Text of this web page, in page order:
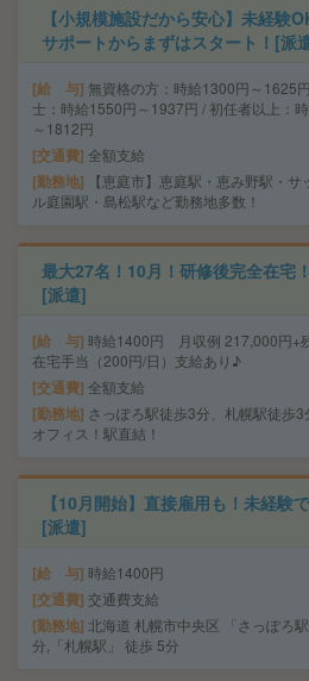
【小規模施設だから安心】未経験
サポートからまずはスタート！[派
給 与 無資格の方：時給1300円～1625
士：時給1550円～1937円 / 初任者以上：
～1812円
交通費 全額支給
勤務地
【恵庭市】恵庭駅・恵み野駅・サ
ル庭園駅・島松駅など勤務地多数！
最大27名！10月！研修後完全在宅
[派遣]
給 与 時給1400円 月収例 217,000円
在宅手当（200円/日）支給あり♪
交通費 全額支給
勤務地 さっぽろ駅徒歩3分、札幌駅徒歩
オフィス！駅直結！
【10月開始】直接雇用も！未経験
[派遣]
給 与 時給1400円
交通費 交通費支給
勤務地 北海道 札幌市中央区 「さっぽろ
分,「札幌駅」 徒歩 5分